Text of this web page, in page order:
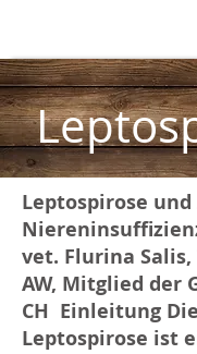
Leptospirose
vet. Flurina
AW, Mitglied der
CH ​ Einleitung Die
Leptospirose ist